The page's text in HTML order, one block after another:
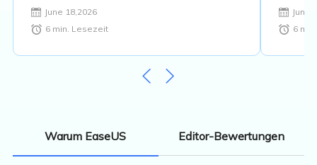
wiederherstellen [Ohne und mit
Software]
June 18,2026
6min. Lesezeit
June
6
Warum EaseUS Editor-Bewertungen